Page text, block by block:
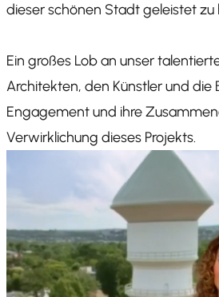
dieser schönen Stadt geleistet zu
Ein großes Lob an unser
Architekten, den Künstler und die
Engagement und ihre
Verwirklichung dieses Projekts.